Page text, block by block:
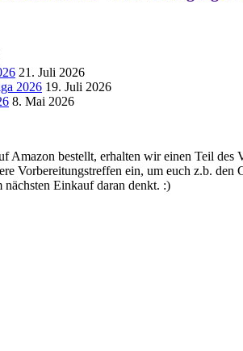
21. Juli 2026
2026 19. Juli 2026
8. Mai 2026
Amazon bestellt, erhalten wir einen Teil des
Vorbereitungstreffen ein, um euch z.b.
Einkauf daran denkt. :)